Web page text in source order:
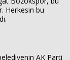
Herkesin bu
AK Parti